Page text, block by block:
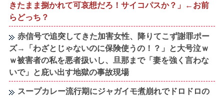
きたまま捌かれて可哀想だろ！サイコパスか？」←お前
らどっち？
赤信号で追突してきた加害女性、降りてこず謝罪ポー
ズ→「わざとじゃないのに保険使うの！？」と大号泣ｗ
ｗ被害者の私を悪者扱いし、旦那まで「妻を強く言わな
いで」と庇い出す地獄の事故現場
スープカレー流行期にジャガイモ煮崩れでドロドロの